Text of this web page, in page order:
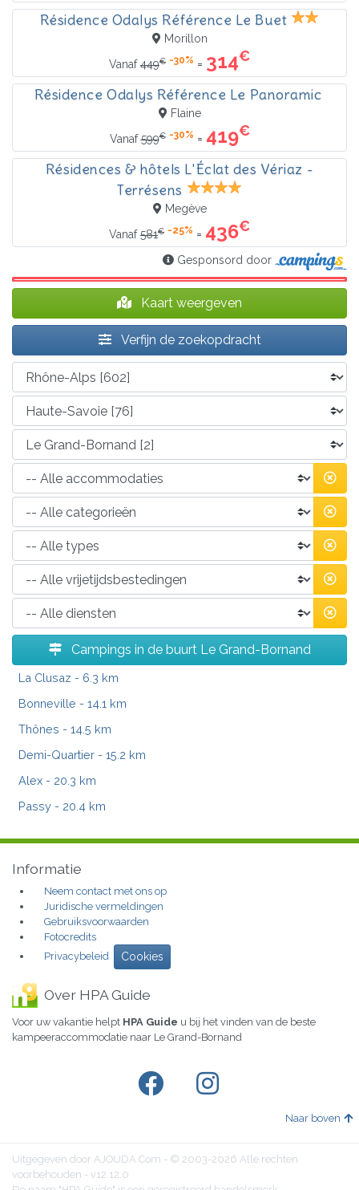
Résidence Odalys Référence Le Buet
Morillon
Vanaf449€ -30% = 314€
Résidence Odalys Référence Le Panoramic
Flaine
Vanaf599€ -30% = 419€
Résidences & hôtels L'Éclat des Vériaz -
Terrésens
Megève
Vanaf581€ -25% = 436€
Gesponsord door
Kaart weergeven
Verfijn de zoekopdracht
Campings in de buurt Le Grand-Bornand
La Clusaz - 6.3 km
Bonneville - 14.1 km
Thônes - 14.5 km
Demi-Quartier - 15.2 km
Alex - 20.3 km
Passy - 20.4 km
Informatie
Neem contact met ons op
Juridische vermeldingen
Gebruiksvoorwaarden
Fotocredits
Privacybeleid
Cookies
Over HPA Guide
Voor uw vakantie helpt HPA Guide u bij het vinden van de beste
kampeeraccommodatie naar Le Grand-Bornand
Naar boven
Uitgegeven door AJOUDA.Com - © 2003-2026 Alle rechten
voorbehouden - v12.12.0